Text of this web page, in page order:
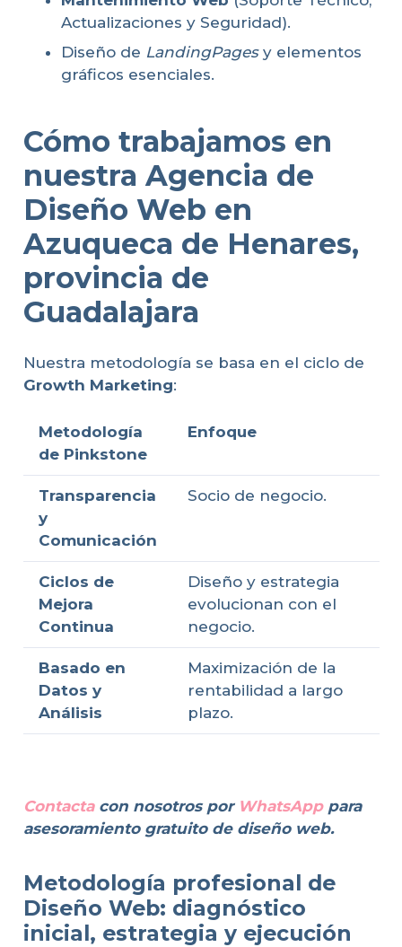
Actualizaciones y Seguridad).
Diseño de LandingPagesy elementos
gráficos esenciales.
Cómo trabajamos en
nuestra Agencia de
Diseño Web en
Azuqueca de Henares,
provincia de
Guadalajara
Nuestra metodología se basa en el ciclo de
Growth Marketing:
Metodología
de Pinkstone
Enfoque
Transparencia
y
Comunicación
Socio de negocio.
Ciclos de
Mejora
Continua
Diseño y estrategia
evolucionan con el
negocio.
Basado en
Datos y
Análisis
Maximización de la
rentabilidad a largo
plazo.
Contactacon nosotros por WhatsApppara
asesoramiento gratuito de diseño web.
Metodología profesional de
Diseño Web: diagnóstico
inicial, estrategia y ejecución